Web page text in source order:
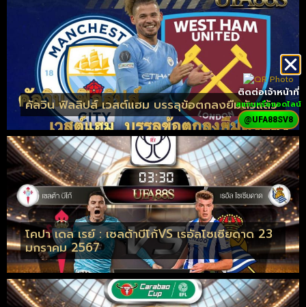
คัลวิน ฟิลลิปส์ เวสต์แฮม บรรลุข้อตกลงยืมตัวแล้ว
โคปา เดล เรย์ : เซลต้าบีโก้VS เรอัลโซเซียดาด 23
มกราคม 2567
ติดต่อเจ้าหน้าที่
สแกนหรือแอดไลน์
@UFA88SV8